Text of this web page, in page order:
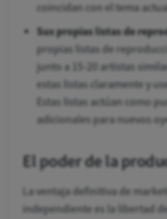
coincidan con el tema
Sus propias listas de
propias listas de
junto a 15-20 artistas
estas listas claramente y
Estas listas actúan como
adicionales para nuevos
El poder de la
La ventaja definitiva de
independiente es la libertad